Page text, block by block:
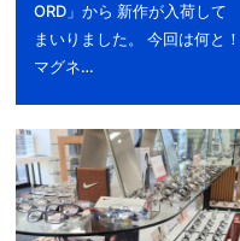
ORD」から 新作が入荷して
まいりました。 今回は何と！
マグネ…